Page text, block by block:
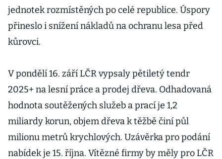
jednotek rozmístěných po celé republice. Úspory
přineslo i snížení nákladů na ochranu lesa před
kůrovci.
V pondělí 16. září LČR vypsaly pětiletý tendr
2025+ na lesní práce a prodej dřeva. Odhadovaná
hodnota soutěžených služeb a prací je 1,2
miliardy korun, objem dřeva k těžbě činí půl
milionu metrů krychlových. Uzávěrka pro podání
nabídek je 15. října. Vítězné firmy by měly pro LČR